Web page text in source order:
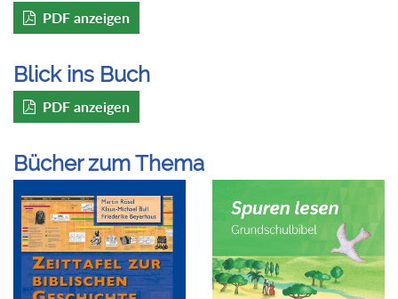
PDF anzeigen
Blick ins Buch
PDF anzeigen
Bücher zum Thema